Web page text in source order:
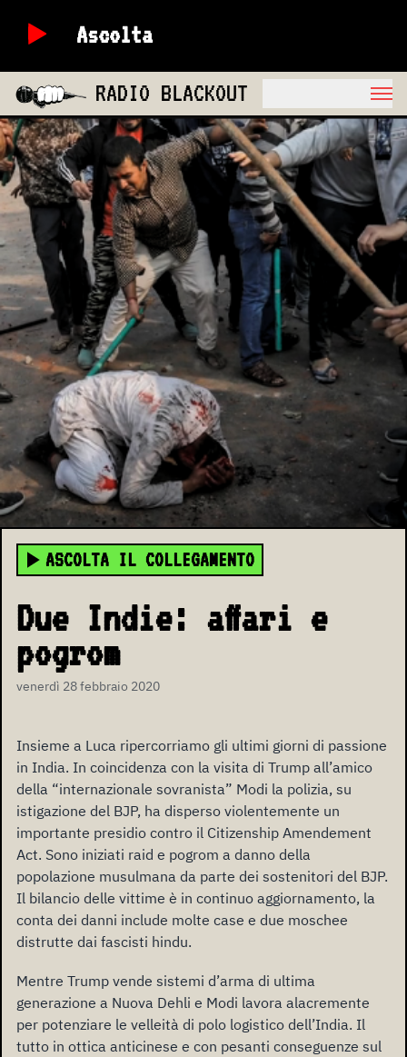
Ascolta
RADIO BLACKOUT
ASCOLTA IL COLLEGAMENTO
Due Indie: affari e
pogrom
venerdì 28 febbraio 2020
Insieme a Luca ripercorriamo gli ultimi giorni di passione
in India. In coincidenza con la visita di Trump all’amico
della “internazionale sovranista” Modi la polizia, su
istigazione del BJP, ha disperso violentemente un
importante presidio contro il Citizenship Amendement
Act. Sono iniziati raid e pogrom a danno della
popolazione musulmana da parte dei sostenitori del BJP.
Il bilancio delle vittime è in continuo aggiornamento, la
conta dei danni include molte case e due moschee
distrutte dai fascisti hindu.
Mentre Trump vende sistemi d’arma di ultima
generazione a Nuova Dehli e Modi lavora alacremente
per potenziare le velleità di polo logistico dell’India. Il
tutto in ottica anticinese e con pesanti conseguenze sul